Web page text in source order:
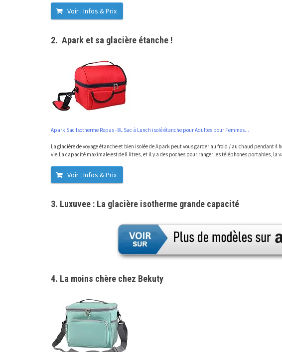
Voir : Infos & Prix
2. Apark et sa glacière étanche !
Apark Sac Isotherme Repas - 8L Sac à Lunch isolé étanche pour Adultes pour Femmes...
La glacière de voyage étanche et bien isolée de Apark peut vous garder au froid / au chaud pendant 4
vie.La capacité maximale est de 8 litres, et il y a des poches pour ranger les téléphones portables, la
Voir : Infos & Prix
3. Luxuvee : La glacière isotherme grande capacité
4. La moins chère chez Bekuty